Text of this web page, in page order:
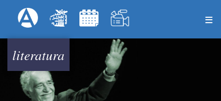
al
principal
Menú Superior
literatura